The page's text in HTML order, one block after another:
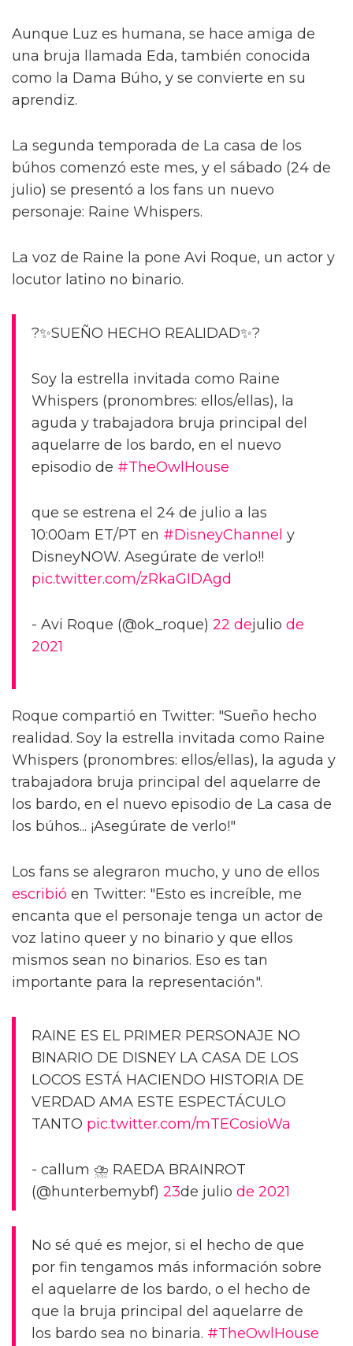
Aunque Luz es humana, se hace amiga de
una bruja llamada Eda, también conocida
como la Dama Búho, y se convierte en su
aprendiz.
La segunda temporada de La casa de los
búhos comenzó este mes, y el sábado (24 de
julio) se presentó a los fans un nuevo
personaje: Raine Whispers.
La voz de Raine la pone Avi Roque, un actor y
locutor latino no binario.
?✨SUEÑO HECHO REALIDAD✨?
Soy la estrella invitada como Raine
Whispers (pronombres: ellos/ellas), la
aguda y trabajadora bruja principal del
aquelarre de los bardo, en el nuevo
episodio de #TheOwlHouse
que se estrena el 24 de julio a las
10:00am ET/PT en #DisneyChannel y
DisneyNOW. Asegúrate de verlo!!
pic.twitter.com/zRkaGIDAgd
- Avi Roque (@ok_roque) 22 dejulio de
2021
Roque compartió en Twitter: "Sueño hecho
realidad. Soy la estrella invitada como Raine
Whispers (pronombres: ellos/ellas), la aguda y
trabajadora bruja principal del aquelarre de
los bardo, en el nuevo episodio de La casa de
los búhos... ¡Asegúrate de verlo!"
Los fans se alegraron mucho, y uno de ellos
escribió en Twitter: "Esto es increíble, me
encanta que el personaje tenga un actor de
voz latino queer y no binario y que ellos
mismos sean no binarios. Eso es tan
importante para la representación".
RAINE ES EL PRIMER PERSONAJE NO
BINARIO DE DISNEY LA CASA DE LOS
LOCOS ESTÁ HACIENDO HISTORIA DE
VERDAD AMA ESTE ESPECTÁCULO
TANTO pic.twitter.com/mTECosioWa
- callum ⛈ RAEDA BRAINROT
(@hunterbemybf) 23de julio de 2021
No sé qué es mejor, si el hecho de que
por fin tengamos más información sobre
el aquelarre de los bardo, o el hecho de
que la bruja principal del aquelarre de
los bardo sea no binaria. #TheOwlHouse